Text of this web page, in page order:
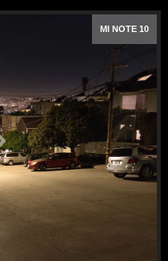
MI NOTE 10